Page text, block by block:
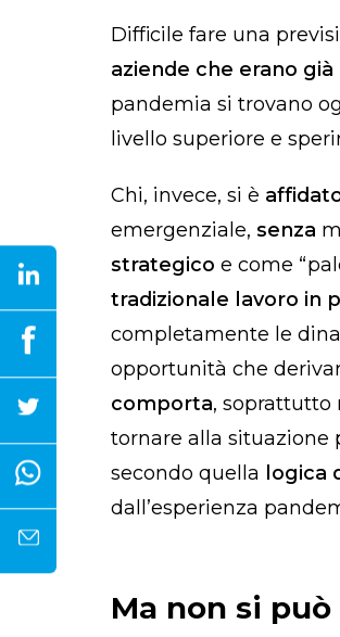
Difficile fare una
aziende che erano
pandemia si trovano
livello superiore e
Chi, invece, si è
emergenziale, senza
strategico e come
tradizionale lavoro in
completamente le
opportunità che
comporta, soprattutto
tornare alla situazione
secondo quella logica
dall’esperienza
Ma non si